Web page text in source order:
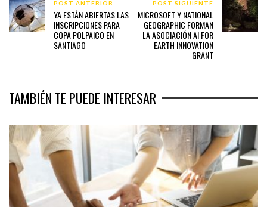
POST ANTERIOR
YA ESTÁN ABIERTAS LAS
INSCRIPCIONES PARA
COPA POLPAICO EN
SANTIAGO
POST SIGUIENTE
MICROSOFT Y NATIONAL
GEOGRAPHIC FORMAN
LA ASOCIACIÓN AI FOR
EARTH INNOVATION
GRANT
TAMBIÉN TE PUEDE INTERESAR